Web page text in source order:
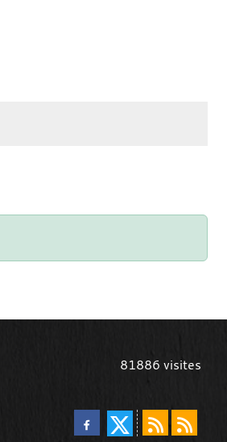
81886 visites